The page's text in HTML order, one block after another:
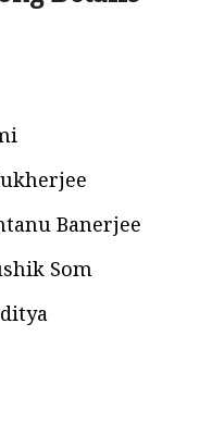
Banerjee
Som